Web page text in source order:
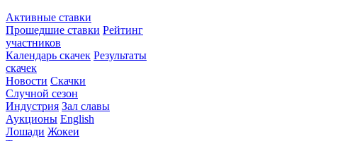
Активные ставки
Прошедшие ставки Рейтинг
участников
Календарь скачек Результаты
скачек
Новости Скачки
Случной сезон
Индустрия Зал славы
Аукционы English
Лошади Жокеи